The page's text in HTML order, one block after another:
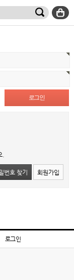
번호 찾기 회원가입
로그인